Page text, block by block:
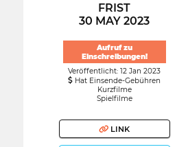
FRIST
30 MAY 2023
Aufruf zu
Einschreibungen!
Veröffentlicht: 12 Jan 2023
Hat Einsende-Gebühren
Kurzfilme
Spielfilme
LINK